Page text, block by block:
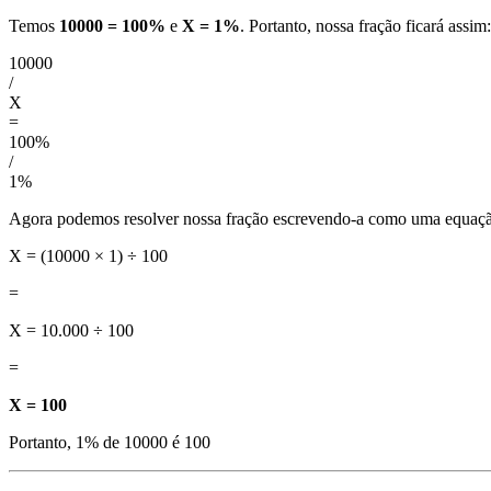
Temos 10000 = 100% e X = 1%. Portanto, nossa fração ficará assim:
10000
/
X
=
100%
/
1%
Agora podemos resolver nossa fração escrevendo-a como uma
X = (10000 × 1) ÷ 100
=
X = 10.000 ÷ 100
=
X = 100
Portanto, 1% de 10000 é 100